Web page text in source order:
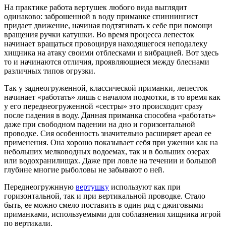
На практике работа вертушек любого вида выглядит
одинаково: заброшенной в воду приманке спиннингист
придает движение, начиная подтягивать к себе при помощи
вращения ручки катушки. Во время процесса лепесток
начинает вращаться провоцируя находящегося неподалеку
хищника на атаку своими отблесками и вибрацией. Вот здесь
то и начинаются отличия, проявляющиеся между блеснами
различных типов огрузки.
Так у заднеогруженной, классической приманки, лепесток
начинает «работать» лишь с началом подмотки, в то время как
у его переднеогруженной «сестры» это происходит сразу
после падения в воду. Данная приманка способна «работать»
даже при свободном падении на дно и горизонтальной
проводке. Сия особенность значительно расширяет ареал ее
применения. Она хорошо показывает себя при ужении как на
небольших мелководных водоемах, так и в больших озерах
или водохранилищах. Даже при ловле на течении и большой
глубине многие рыболовы не забывают о ней.
Переднеогружнную вертушку используют как при
горизонтальной, так и при вертикальной проводке. Стало
быть, ее можно смело поставить в один ряд с джиговыми
приманками, используемыми для соблазнения хищника игрой
по вертикали.